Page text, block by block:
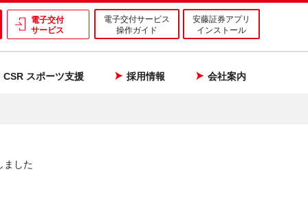
電子交付
サービス
電子交付サービス
操作ガイド
安藤証券アプリ
インストール
CSR スポーツ支援 採用情報 会社案内
ました